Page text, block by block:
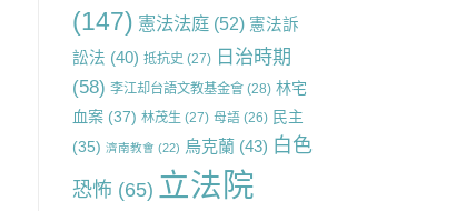
(147) 憲法法庭(52) 憲法訴
訟法 (40) 抵抗史 (27) 日治時期
(58) 李江却台語文教基金會(28) 林宅
血案(37) 林茂生 (27) 母語(26) 民主
(35) 濟南教會 (22) 烏克蘭(43) 白色
恐怖 (65) 立法院